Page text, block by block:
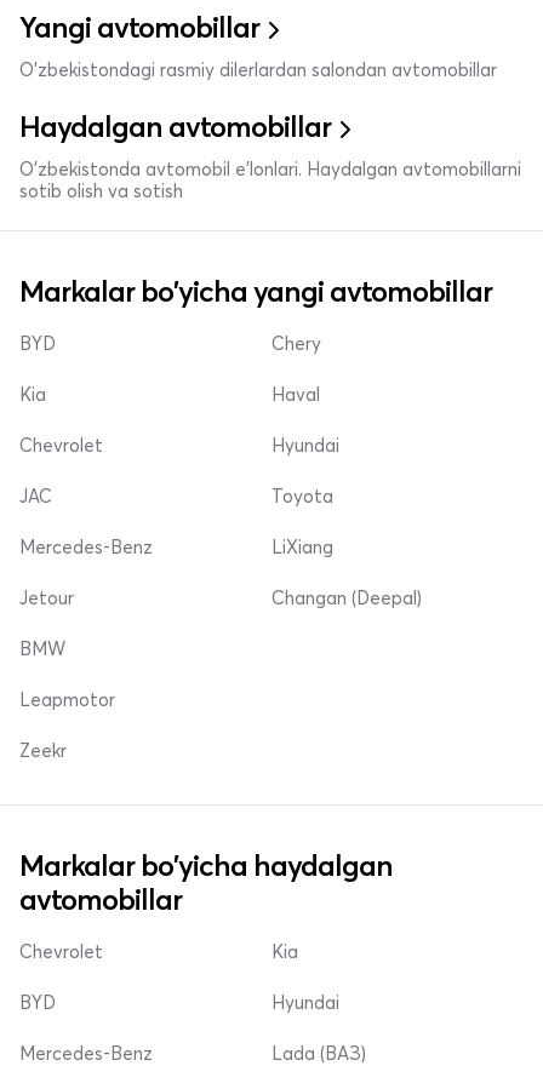
Yangi avtomobillar
O'zbekistondagi rasmiy dilerlardan salondan avtomobillar
Haydalgan avtomobillar
O'zbekistonda avtomobil e’lonlari. Haydalgan avtomobillarni
sotib olish va sotish
Markalar bo'yicha yangi avtomobillar
BYD
Kia
Chevrolet
Chery
Haval
Hyundai
JAC
Mercedes-Benz
Jetour
Toyota
LiXiang
Changan (Deepal)
BMW
Leapmotor
Zeekr
Markalar bo'yicha haydalgan
avtomobillar
Chevrolet
BYD
Mercedes-Benz
Kia
Hyundai
Lada (ВАЗ)